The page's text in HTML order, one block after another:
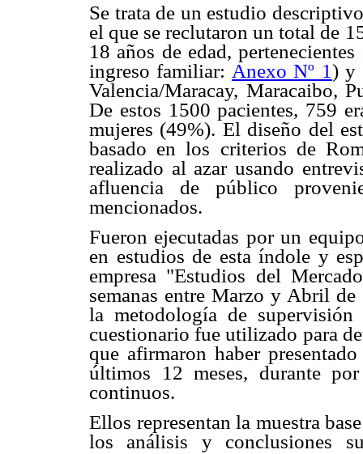
Se trata de un estudio
el que se reclutaron un total de
18 años de edad,
ingreso familiar: Anexo Nº 1) y
Valencia/Maracay, Maracaibo,
De estos 1500 pacientes, 759
mujeres (49%). El diseño del
basado en los criterios de
realizado al azar usando
afluencia de público
mencionados.
Fueron ejecutadas por un
en estudios de esta índole y
empresa "Estudios del
semanas entre Marzo y Abril
la metodología de
cuestionario fue utilizado para
que afirmaron haber
últimos 12 meses, durante
continuos.
Ellos representan la muestra
los análisis y conclusiones